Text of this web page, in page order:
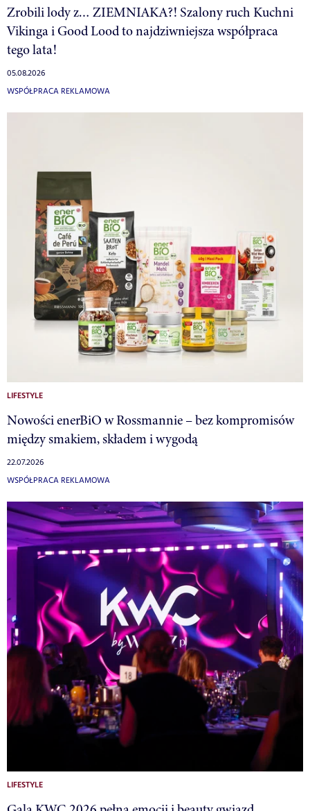
Zrobili lody z… ZIEMNIAKA?! Szalony ruch Kuchni
Vikinga i Good Lood to najdziwniejsza współpraca
tego lata!
05.08.2026
WSPÓŁPRACA REKLAMOWA
LIFESTYLE
Nowości enerBiO w Rossmannie – bez kompromisów
między smakiem, składem i wygodą
22.07.2026
WSPÓŁPRACA REKLAMOWA
LIFESTYLE